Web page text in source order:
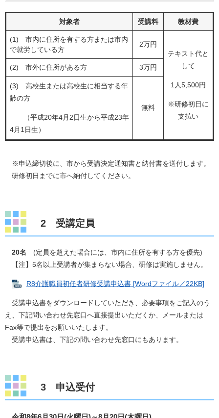
対象者 受講料 教材費
(1) 市内に住所を有する方または市内
で就労している方
2万円
テキスト代と
して
1人5,500円
※研修初日に
支払い
(2) 市外に住所がある方 3万円
(3) 高校生または高校生に相当する年
齢の方
（平成20年4月2日生から平成23年
4月1日生）
無料
※申込締切後に、市から受講決定通知書と納付書を送付します。
研修初日までに市へ納付してください。
2 受講定員
20名 (定員を超えた場合には、市内に住所を有する方を優先)
【注】5名以上受講者が集まらない場合、研修は実施しません。
R8介護職員初任者研修受講申込書 [Wordファイル／22KB]
受講申込書をダウンロードしていただき、必要事項をご記入のう
え、下記問い合わせ先窓口へ直接提出いただくか、メールまたは
Fax等で提出をお願いいたします。
受講申込書は、下記の問い合わせ先窓口にもあります。
3 申込受付